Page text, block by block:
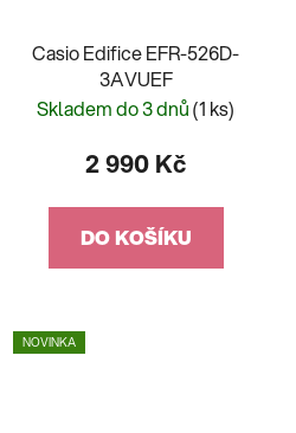
Casio Edifice EFR-526D-
3AVUEF
Skladem do 3 dnů(1 ks)
2 990 Kč
DO KOŠÍKU
NOVINKA